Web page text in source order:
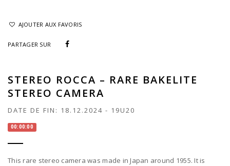
AJOUTER AUX FAVORIS
PARTAGER SUR
STEREO ROCCA – RARE BAKELITE
STEREO CAMERA
DATE DE FIN: 18.12.2024 - 19U20
00:00:00
This rare stereo camera was made in Japan around 1955. It is